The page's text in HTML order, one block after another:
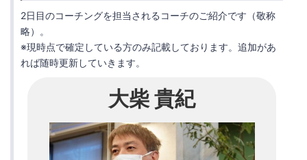
2日目のコーチングを担当されるコーチのご紹介です（敬称
略）。
※現時点で確定している方のみ記載しております。追加があ
れば随時更新していきます。
大柴 貴紀